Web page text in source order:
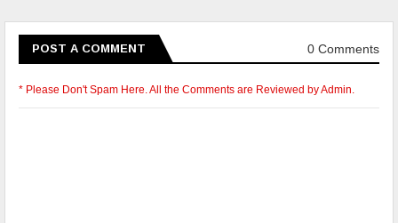
POST A COMMENT 0 Comments
* Please Don't Spam Here. All the Comments are Reviewed by Admin.